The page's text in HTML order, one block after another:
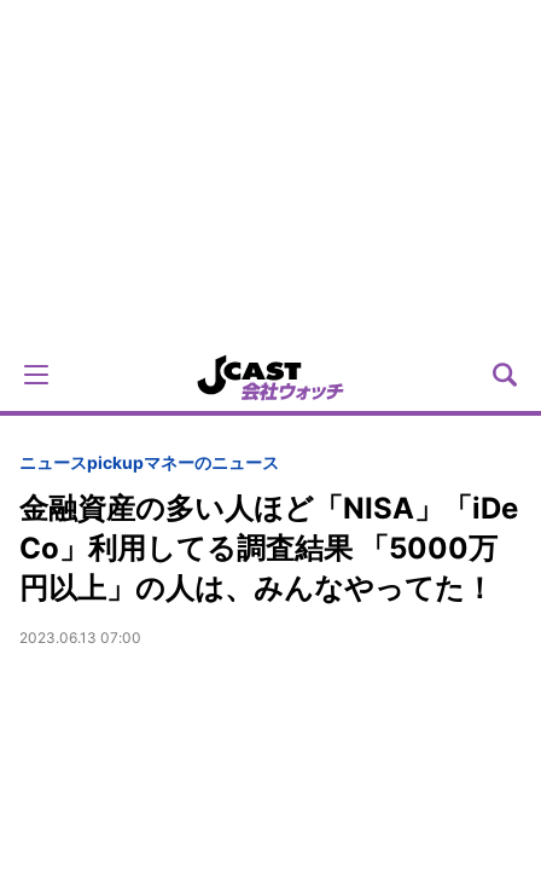
ニュースpickupマネーのニュース
金融資産の多い人ほど「NISA」「iDe
Co」利用してる調査結果 「5000万
円以上」の人は、みんなやってた！
2023.06.13 07:00